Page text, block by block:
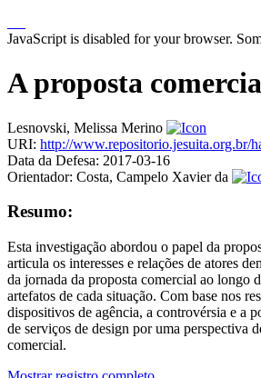
JavaScript is disabled for your browser.
A proposta
Lesnovski, Melissa Merino
URI: http://www.repositorio.jesuita.org.br/
Data da Defesa: 2017-03-16
Orientador: Costa, Campelo Xavier da
Resumo:
Esta investigação abordou o papel da
articula os interesses e relações de atores
da jornada da proposta comercial ao longo
artefatos de cada situação. Com base nos
dispositivos de agência, a controvérsia e a
de serviços de design por uma perspectiva
comercial.